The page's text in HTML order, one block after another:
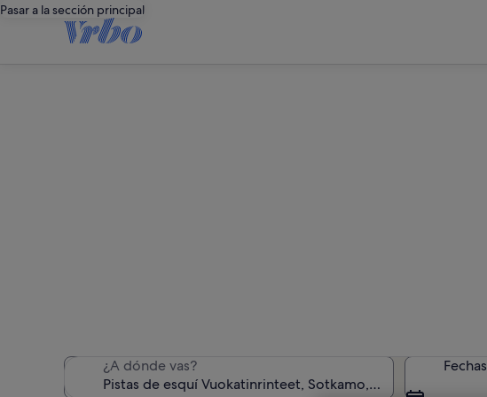
Pasar a la sección principal
¿A dónde vas? Fechas